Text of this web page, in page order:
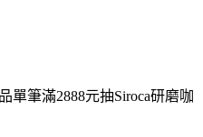
單筆滿2888元抽Siroca研磨咖